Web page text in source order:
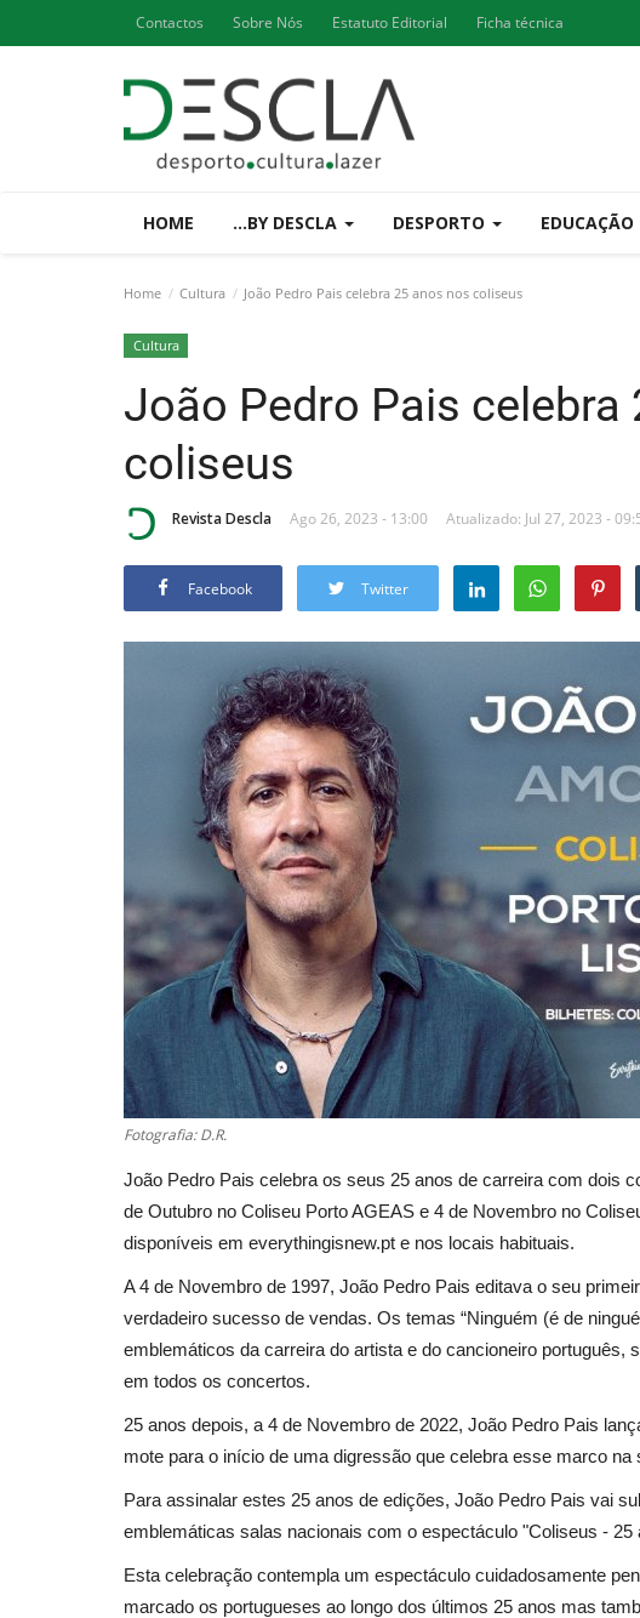
Contactos Sobre Nós Estatuto Editorial Ficha técnica
HOME ...BY DESCLA DESPORTO EDUCAÇÃO
Home Cultura João Pedro Pais celebra 25 anos nos coliseus
Cultura
João Pedro Pais celebra
coliseus
Revista Descla Ago 26, 2023 - 13:00 Atualizado: Jul 27, 2023 -
Facebook Twitter
Fotografia: D.R.
João Pedro Pais celebra os seus 25 anos de carreira com dois
de Outubro no Coliseu Porto AGEAS e 4 de Novembro no
disponíveis em everythingisnew.pt e nos locais habituais.
A 4 de Novembro de 1997, João Pedro Pais editava o seu
verdadeiro sucesso de vendas. Os temas “Ninguém (é de
emblemáticos da carreira do artista e do cancioneiro português,
em todos os concertos.
25 anos depois, a 4 de Novembro de 2022, João Pedro Pais
mote para o início de uma digressão que celebra esse marco na
Para assinalar estes 25 anos de edições, João Pedro Pais vai
emblemáticas salas nacionais com o espectáculo "Coliseus - 25
Esta celebração contempla um espectáculo cuidadosamente
marcado os portugueses ao longo dos últimos 25 anos mas